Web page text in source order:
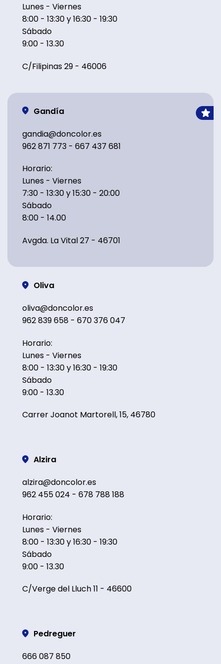
Lunes - Viernes
8:00 - 13:30 y 16:30 - 19:30
Sábado
9:00 - 13.30
C/Filipinas 29 - 46006
Gandía
gandia@doncolor.es
962 871 773 - 667 437 681
Horario:
Lunes - Viernes
7:30 - 13:30 y 15:30 - 20:00
Sábado
8:00 - 14.00
Avgda. La Vital 27 - 46701
Oliva
oliva@doncolor.es
962 839 658 - 670 376 047
Horario:
Lunes - Viernes
8:00 - 13:30 y 16:30 - 19:30
Sábado
9:00 - 13.30
Carrer Joanot Martorell, 15, 46780
Alzira
alzira@doncolor.es
962 455 024 - 678 788 188
Horario:
Lunes - Viernes
8:00 - 13:30 y 16:30 - 19:30
Sábado
9:00 - 13.30
C/Verge del Lluch 11 - 46600
Pedreguer
666 087 850